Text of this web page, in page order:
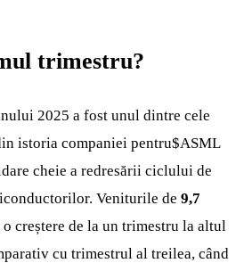
trimestru?
2025 a fost unul dintre cele
istoria companiei pentru$ASML
cheie a redresării ciclului de
Veniturile de 9,7
o creștere de la un trimestru la altul
cu trimestrul al treilea, când